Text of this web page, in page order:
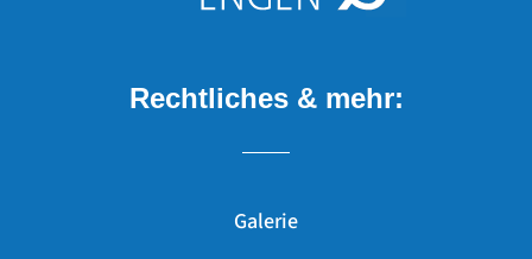
Rechtliches & mehr:
Galerie